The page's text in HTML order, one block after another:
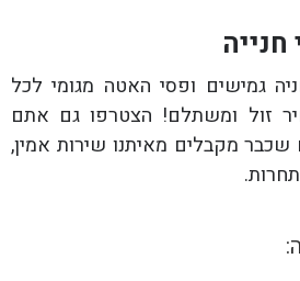
גמישים ופסי האטה מגומי לכל
זול ומשתלם! הצטרפו גם אתם
מקבלים מאיתנו שירות אמין,